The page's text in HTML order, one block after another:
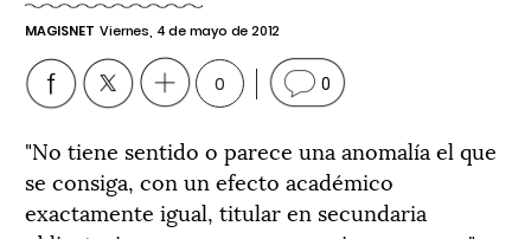
MAGISNET Viernes, 4 de mayo de 2012
0 0
"No tiene sentido o parece una anomalía el que
se consiga, con un efecto académico
exactamente igual, titular en secundaria